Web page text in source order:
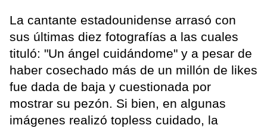
La cantante estadounidense arrasó con
sus últimas diez fotografías a las cuales
tituló: "Un ángel cuidándome" y a pesar de
haber cosechado más de un millón de likes
fue dada de baja y cuestionada por
mostrar su pezón. Si bien, en algunas
imágenes realizó topless cuidado, la